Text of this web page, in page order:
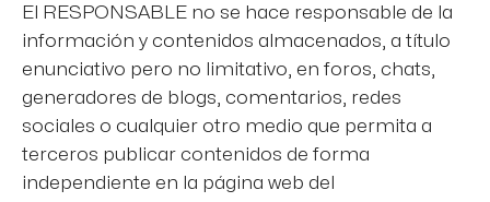
El RESPONSABLE no se hace responsable de la
información y contenidos almacenados, a título
enunciativo pero no limitativo, en foros, chats,
generadores de blogs, comentarios, redes
sociales o cualquier otro medio que permita a
terceros publicar contenidos de forma
independiente en la página web del